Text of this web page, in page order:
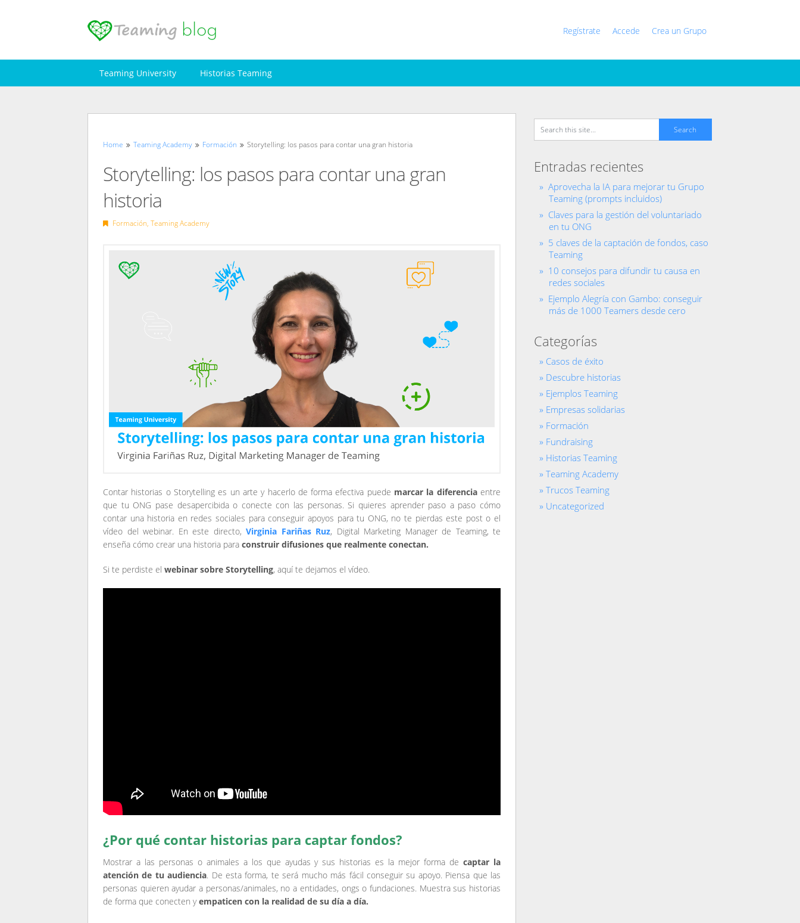
Regístrate Accede Crea un Grupo
Teaming University Historias Teaming
Home Teaming Academy Formación Storytelling: los pasos para contar una gran historia
Storytelling: los pasos para contar una gran
historia
Formación, Teaming Academy
Contar historias o Storytelling es un arte y hacerlo de forma efectiva puede marcar la diferencia entre
que tu ONG pase desapercibida o conecte con las personas. Si quieres aprender paso a paso cómo
contar una historia en redes sociales para conseguir apoyos para tu ONG, no te pierdas este post o el
vídeo del webinar. En este directo, Virginia Fariñas Ruz, Digital Marketing Manager de Teaming, te
enseña cómo crear una historia para construir difusiones que realmente conectan.
Si te perdiste el webinar sobre Storytelling, aquí te dejamos el vídeo.
¿Por qué contar historias para captar fondos?
Mostrar a las personas o animales a los que ayudas y sus historias es la mejor forma decaptar la
atención de tu audiencia. De esta forma, te será mucho más fácil conseguir su apoyo. Piensa que las
personas quieren ayudar a personas/animales, no a entidades, ongs o fundaciones. Muestra sus historias
de forma que conecten yempaticen con la realidad de su día a día.
Entradas recientes
Aprovecha la IA para mejorar tu Grupo
Teaming (prompts incluidos)
Claves para la gestión del voluntariado
en tu ONG
5 claves de la captación de fondos, caso
Teaming
10 consejos para difundir tu causa en
redes sociales
Ejemplo Alegría con Gambo: conseguir
más de 1000 Teamers desde cero
Categorías
Casos de éxito
Descubre historias
Ejemplos Teaming
Empresas solidarias
Formación
Fundraising
Historias Teaming
Teaming Academy
Trucos Teaming
Uncategorized